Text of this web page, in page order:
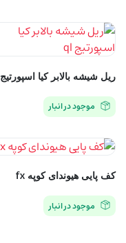
ریل شیشه بالابر کیا اسپورتیج ql
موجود در انبار
کف پایی هیوندای کوپه fx
موجود در انبار